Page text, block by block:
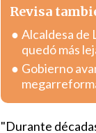
Revisa
Alcaldesa de
quedó más
Gobierno
"Durante